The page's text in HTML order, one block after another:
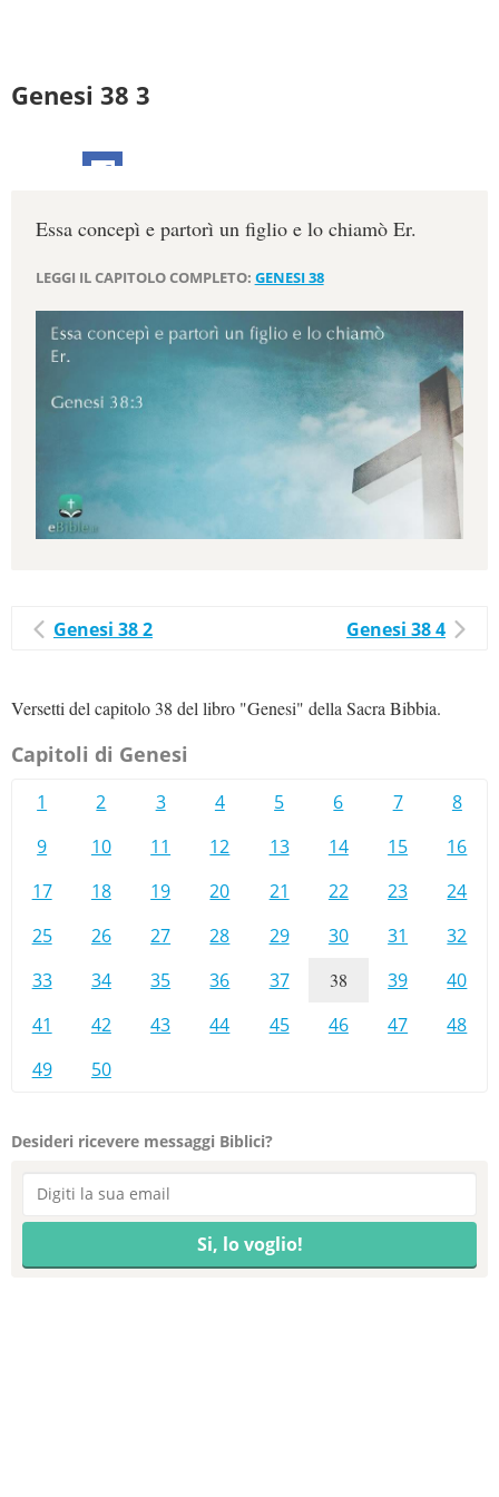
Genesi 38 3
Essa concepì e partorì un figlio e lo chiamò Er.
LEGGI IL CAPITOLO COMPLETO: GENESI 38
Genesi 38 2 Genesi 38 4
Versetti del capitolo 38 del libro "Genesi" della Sacra Bibbia.
Capitoli di Genesi
1 2 3 4 5 6 7
8
9
10 11 12 13 14 15
16
17
18 19 20 21 22 23
24
25
26 27 28 29 30 31
32
33
34 35 36 37 38 39
40
41
42 43 44 45 46 47
48
49
50
Desideri ricevere messaggi Biblici?